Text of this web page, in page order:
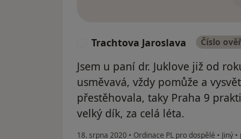
Trachtova Jaroslava Číslo
Jsem u paní dr. Juklove již od
usměvavá, vždy pomůže a
přestěhovala, taky Praha 9
velký dík, za celá léta.
18. srpna 2020 • Ordinace PL pro dospělé • Jiný •